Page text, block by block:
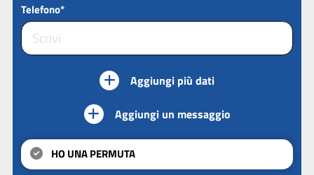
Telefono*
Aggiungi più dati
Aggiungi un messaggio
HO UNA PERMUTA